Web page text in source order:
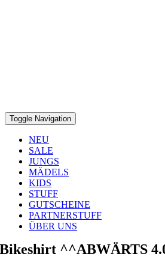
Toggle Navigation
NEU
SALE
JUNGS
MÄDELS
KIDS
STUFF
GUTSCHEINE
PARTNERSTUFF
ÜBER UNS
Bikeshirt ^^ABWÄRTS